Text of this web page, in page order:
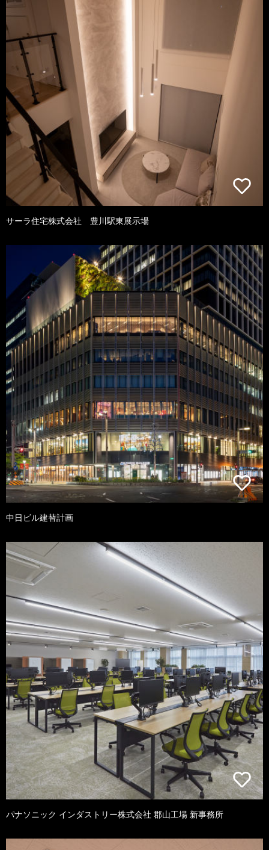
サーラ住宅株式会社 豊川駅東展示場
中日ビル建替計画
パナソニック インダストリー株式会社 郡山工場 新事務所